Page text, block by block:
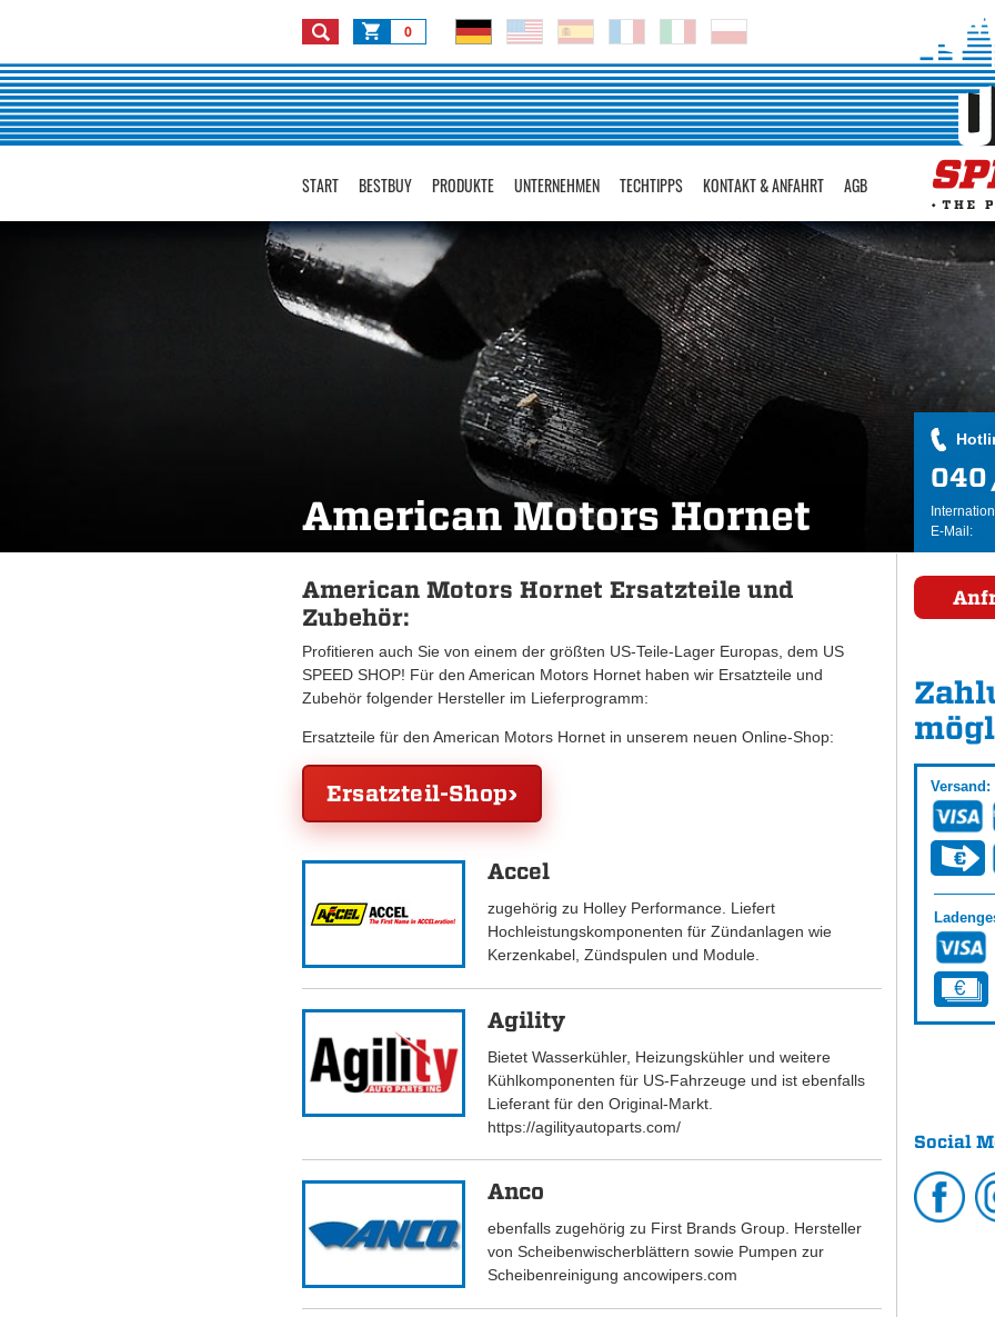
0
START BESTBUY PRODUKTE UNTERNEHMEN TECHTIPPS KONTAKT & ANFAHRT AGB
American Motors Hornet
040
E-Mail:
American Motors Hornet Ersatzteile und
Zubehör:
Profitieren auch Sie von einem der größten US-Teile-Lager Europas, dem US
SPEED SHOP! Für den American Motors Hornet haben wir Ersatzteile und
Zubehör folgender Hersteller im Lieferprogramm:
Ersatzteile für den American Motors Hornet in unserem neuen Online-Shop:
Ersatzteil-Shop
Accel
zugehörig zu Holley Performance. Liefert
Hochleistungskomponenten für Zündanlagen wie
Kerzenkabel, Zündspulen und Module.
Agility
Bietet Wasserkühler, Heizungskühler und weitere
Kühlkomponenten für US-Fahrzeuge und ist ebenfalls
Lieferant für den Original-Markt.
https://agilityautoparts.com/
Anco
ebenfalls zugehörig zu First Brands Group. Hersteller
von Scheibenwischerblättern sowie Pumpen zur
Scheibenreinigung ancowipers.com
Versand:
Social